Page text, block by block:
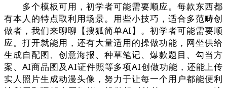
多个模板可用，初学者可能需要顺应。每款东西都
有本人的特点取利用场景。用些小技巧，适合多范畴创
做者，我们来聊聊【搜狐简单AI】。初学者可能需要顺
应。打开就能用，还有大量适用的操做功能，网坐供给
生成自配图、创意海报、种草笔记、爆款题目、勾当方
案、AI商品图及AI证件照等多项AI创做功能，还能上传
实人照片生成动漫头像，努力于让每一个用户都能便利